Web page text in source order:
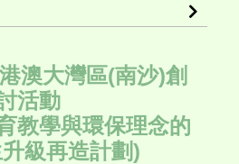
澳大灣區(南沙)創
活動
教學與環保理念的
級再造計劃)